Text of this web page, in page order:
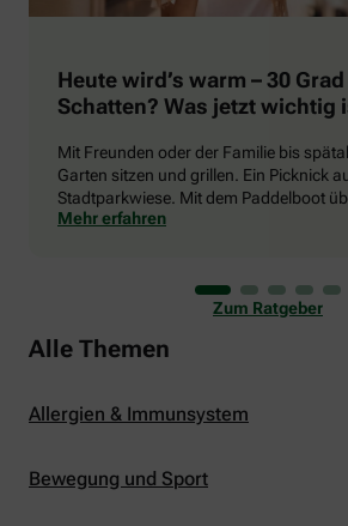
Heute wird’s warm – 30
Schatten? Was jetzt wichtig
Mit Freunden oder der Familie bis
Garten sitzen und grillen. Ein Picknick
Stadtparkwiese. Mit dem Paddelboot
See gleiten oder eine Radtour durch die
er uns auch ganz schön zu schaffen.
Temperaturen tagsüber auf mehr als 30
klettern und uns warme Tropennächte
rauben, sehnen wir uns oft nach einem
Mehr erfahren
Zum Ratgeber
Alle Themen
Allergien & Immunsystem
Bewegung und Sport